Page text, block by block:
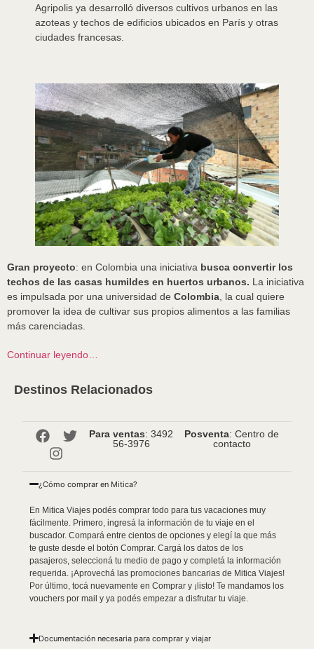
Agripolis ya desarrolló diversos cultivos urbanos en las
azoteas y techos de edificios ubicados en París y otras
ciudades francesas.
Gran proyecto: en Colombia una iniciativa busca convertir los
techos de las casas humildes en huertos urbanos. La iniciativa
es impulsada por una universidad de Colombia , la cual quiere
promover la idea de cultivar sus propios alimentos a las familias
más carenciadas.
Continuar leyendo…
Destinos Relacionados
Para ventas: 3492
56-3976
Posventa: Centro de
contacto
¿Cómo comprar en Mitica?
En Mitica Viajes podés comprar todo para tus vacaciones muy
fácilmente. Primero, ingresá la información de tu viaje en el
buscador. Compará entre cientos de opciones y elegí la que más
te guste desde el botón Comprar. Cargá los datos de los
pasajeros, seleccioná tu medio de pago y completá la información
requerida. ¡Aprovechá las promociones bancarias de Mitica Viajes!
Por último, tocá nuevamente en Comprar y ¡listo! Te mandamos los
vouchers por mail y ya podés empezar a disfrutar tu viaje.
Documentación necesaria para comprar y viajar